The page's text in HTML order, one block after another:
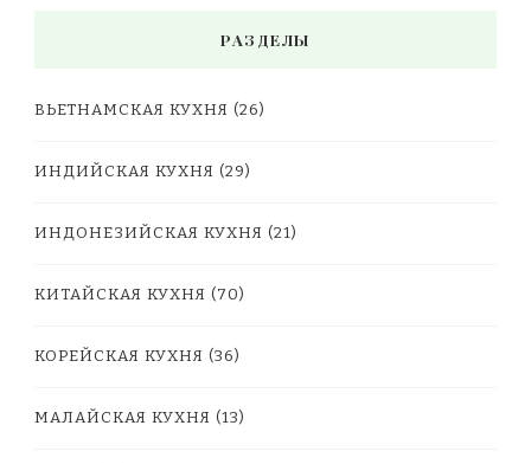
РАЗДЕЛЫ
ВЬЕТНАМСКАЯ КУХНЯ (26)
ИНДИЙСКАЯ КУХНЯ (29)
ИНДОНЕЗИЙСКАЯ КУХНЯ (21)
КИТАЙСКАЯ КУХНЯ (70)
КОРЕЙСКАЯ КУХНЯ (36)
МАЛАЙСКАЯ КУХНЯ (13)